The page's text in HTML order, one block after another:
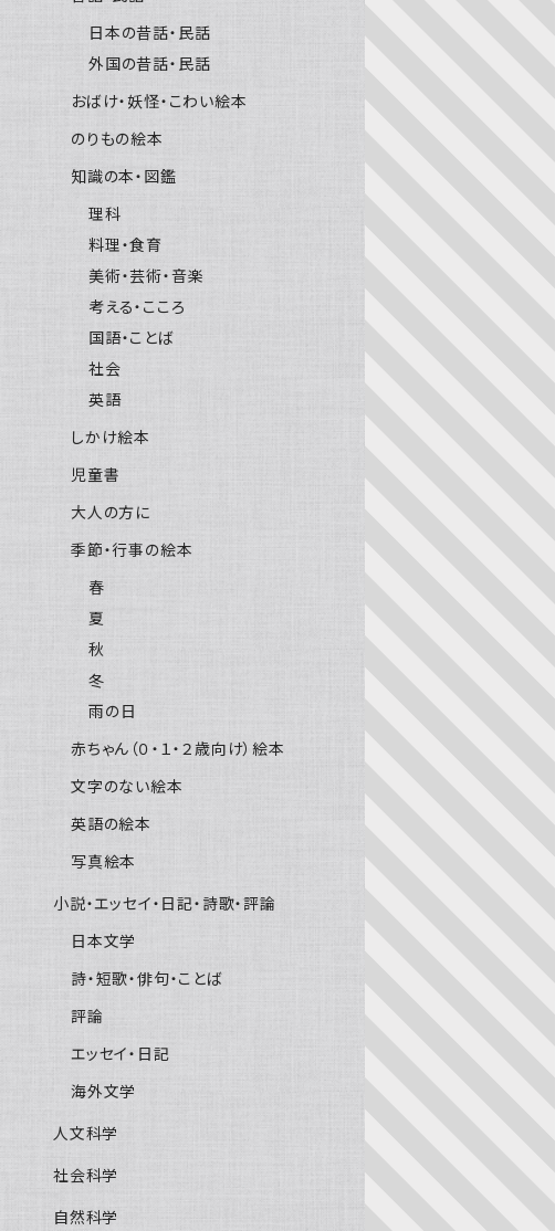
日本の昔話・民話
外国の昔話・民話
おばけ・妖怪・こわい絵本
のりもの絵本
知識の本・図鑑
理科
料理・食育
美術・芸術・音楽
考える・こころ
国語・ことば
社会
英語
しかけ絵本
児童書
大人の方に
季節・行事の絵本
春
夏
秋
冬
雨の日
赤ちゃん（０・１・２歳向け）絵本
文字のない絵本
英語の絵本
写真絵本
小説・エッセイ・日記・詩歌・評論
日本文学
詩・短歌・俳句・ことば
評論
エッセイ・日記
海外文学
人文科学
社会科学
自然科学